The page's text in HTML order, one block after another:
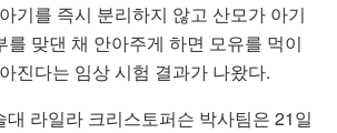
기를 즉시 분리하지 않고 산모가 아기
를 맞댄 채 안아주게 하면 모유를 먹이
진다는 임상 시험 결과가 나왔다.
라일라 크리스토퍼슨 박사팀은 21일